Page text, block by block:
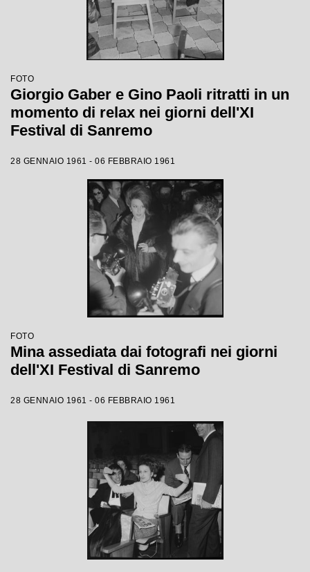
FOTO
Giorgio Gaber e Gino Paoli ritratti in un
momento di relax nei giorni dell'XI
Festival di Sanremo
28 GENNAIO 1961 - 06 FEBBRAIO 1961
FOTO
Mina assediata dai fotografi nei giorni
dell'XI Festival di Sanremo
28 GENNAIO 1961 - 06 FEBBRAIO 1961